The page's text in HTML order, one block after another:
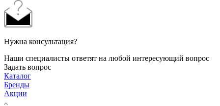
Нужна консультация?
Наши специалисты ответят на любой интересующий вопрос
Задать вопрос
Каталог
Бренды
Акции